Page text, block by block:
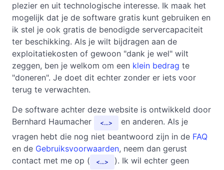
plezier en uit technologische interesse. Ik maak het
mogelijk dat je de software gratis kunt gebruiken en
ik stel je ook gratis de benodigde servercapaciteit
ter beschikking. Als je wilt bijdragen aan de
exploitatiekosten of gewoon "dank je wel" wilt
zeggen, ben je welkom om een klein bedrag te
"doneren". Je doet dit echter zonder er iets voor
terug te verwachten.
De software achter deze website is ontwikkeld door
Bernhard Haumacher
...
en anderen. Als je
vragen hebt die nog niet beantwoord zijn in de FAQ
en de Gebruiksvoorwaarden, neem dan gerust
contact met me op (
...
). Ik wil echter geen